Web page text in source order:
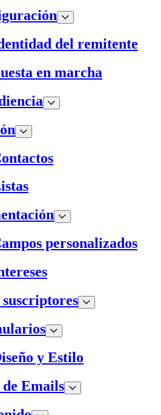
del remitente
en marcha
personalizados
y Estilo
de Emails